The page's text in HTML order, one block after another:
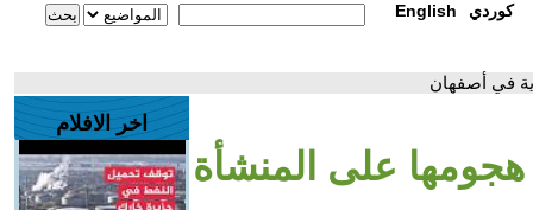
English كوردي
في أصفهان
على المنشأة
اخر الافلام